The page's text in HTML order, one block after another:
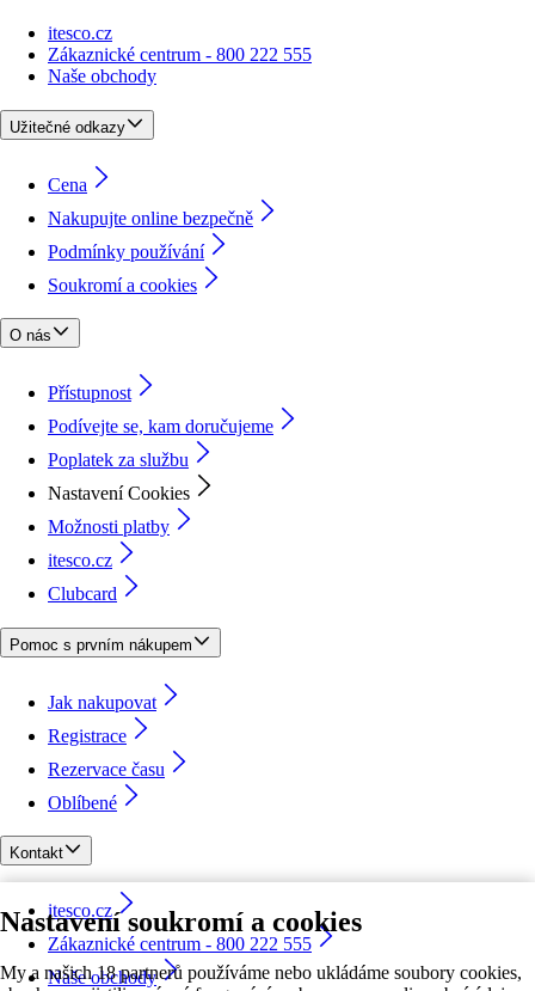
Nastavení soukromí a cookies
My a našich 18 partnerů používáme nebo ukládáme soubory cookies,
itesco.cz
Zákaznické centrum - 800 222 555
Naše obchody
Užitečné odkazy
Cena
Nakupujte online bezpečně
Podmínky používání
Soukromí a cookies
O nás
Přístupnost
Podívejte se, kam doručujeme
Poplatek za službu
Nastavení Cookies
Možnosti platby
itesco.cz
Clubcard
Pomoc s prvním nákupem
Jak nakupovat
Registrace
Rezervace času
Oblíbené
Kontakt
itesco.cz
Zákaznické centrum - 800 222 555
Naše obchody